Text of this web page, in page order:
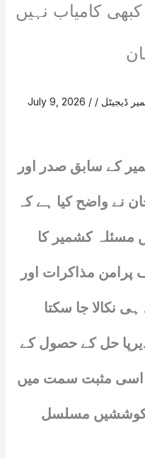
کامیاب نہیں
ڈیجیٹل /
July 9, 2026 /
کے سابق صدر اور
نے واضح کیا ہے کہ
مسئلہ کشمیر کا
پرامن مذاکرات اور
نکالا جا سکتا
حل کے حصول کے
اسی مثبت سمت میں
کوششیں مسلسل